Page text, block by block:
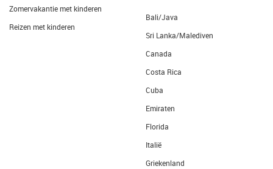
Zomervakantie met kinderen
Reizen met kinderen
Bali/Java
Sri Lanka/Malediven
Canada
Costa Rica
Cuba
Emiraten
Florida
Italië
Griekenland